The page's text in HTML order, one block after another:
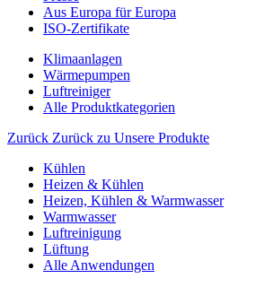
Aus Europa für Europa
ISO-Zertifikate
Klimaanlagen
Wärmepumpen
Luftreiniger
Alle Produktkategorien
Zurück Zurück zu Unsere Produkte
Kühlen
Heizen & Kühlen
Heizen, Kühlen & Warmwasser
Warmwasser
Luftreinigung
Lüftung
Alle Anwendungen